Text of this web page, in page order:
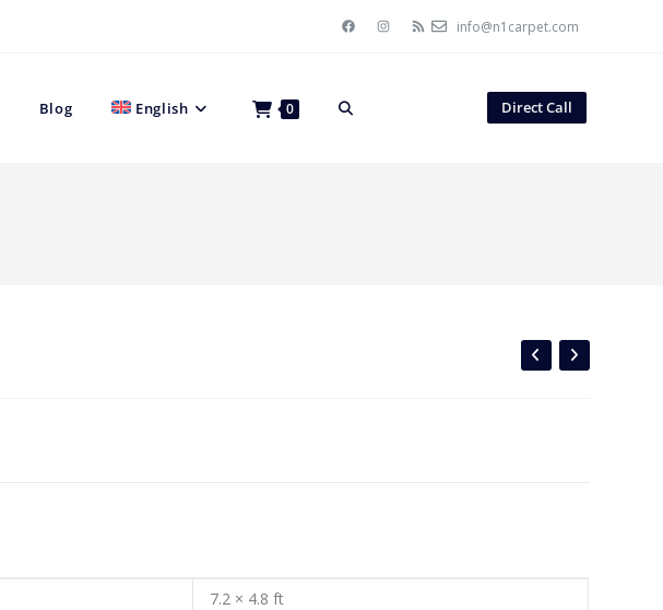
info@n1carpet.com
Direct Call
Blog English 0
7.2 × 4.8 ft